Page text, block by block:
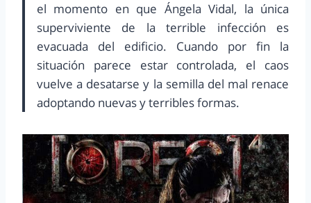
el momento en que Ángela Vidal, la única
superviviente de la terrible infección es
evacuada del edificio. Cuando por fin la
situación parece estar controlada, el caos
vuelve a desatarse y la semilla del mal renace
adoptando nuevas y terribles formas.